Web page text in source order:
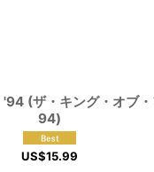
(ザ・キング・オブ・
94)
US$15.99